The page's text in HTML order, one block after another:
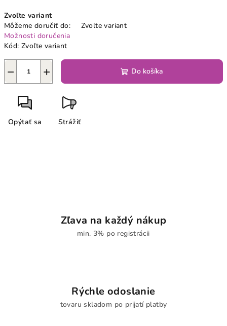
cena:
Zvoľte variant
Môžeme doručiť do:
Zvoľte variant
Možnosti doručenia
Kód: Zvoľte variant
+
− Do košíka
Opýtať sa Strážiť
Zľava na každý nákup
min. 3% po registrácii
Rýchle odoslanie
tovaru skladom po prijatí platby